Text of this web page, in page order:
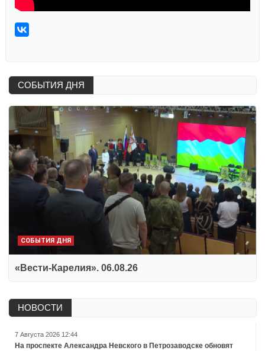
СОБЫТИЯ ДНЯ
СОБЫТИЯ ДНЯ
«Вести-Карелия». 06.08.26
НОВОСТИ
7 Августа 2026 12:44
На проспекте Александра Невского в Петрозаводске обновят